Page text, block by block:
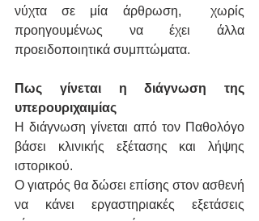
νύχτα σε μία άρθρωση,  χωρίς
προηγουμένως να έχει άλλα
προειδοποιητικά συμπτώματα.
Πως γίνεται η διάγνωση της
υπερουριχαιμίας
Η διάγνωση γίνεται από τον Παθολόγο
βάσει κλινικής εξέτασης και λήψης
ιστορικού.
Ο γιατρός θα δώσει επίσης στον ασθενή
να κάνει εργαστηριακές εξετάσεις